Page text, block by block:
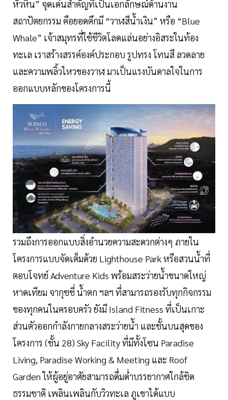
หัวหิน” จุดเด่นสำคัญที่เป็นเอกลักษณ์ด้านงาน
สถาปัตยกรรม คือยอดตึกมี “วาฬสีน้ำเงิน” หรือ “Blue
Whale” เจ้าสมุทรที่ใช้ชีวิตโลดแล่นอย่างอิสระในท้อง
ทะเล เราสร้างสรรค์องค์ประกอบ รูปทรง โทนสี ลวดลาย
และความพลิ้วไหวของวาฬ มาเป็นแรงบันดาลใจในการ
ออกแบบหลักของโครงการนี้
รวมถึงการออกแบบสิ่งอำนวยความสะดวกต่างๆ ภายใน
โครงการแบบจัดเต็มด้วย Lighthouse Park หรือสวนน้ำที่
ตอบโจทย์ Adventure Kids พร้อมสระว่ายน้ำขนาดใหญ่
หาดเทียม จากุชชี่ น้ำตก ฯลฯ ที่สามารถรองรับทุกกิจกรรม
ของทุกคนในครอบครัว ยังมี Island Fitness ที่เป็นเกาะ
ส่วนตัวออกกำลังกายกลางสระว่ายน้ำ และชั้นบนสุดของ
โครงการ (ชั้น 28) Sky Facility ที่มีทั้งโซน Paradise
Living, Paradise Working & Meeting และ Roof
Garden ให้ผู้อยู่อาศัยสามารถดื่มด่ำบรรยากาศใกล้ชิด
ธรรมชาติ เพลินเพลินกับวิวทะเล ภูเขาได้แบบ